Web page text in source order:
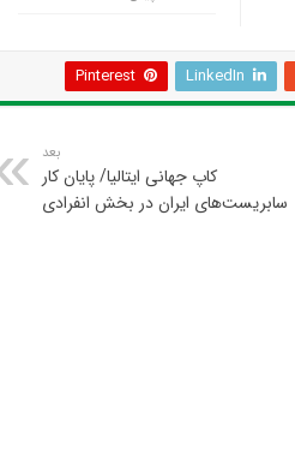
LinkedIn
Pinterest
بعد
کاپ جهانی ایتالیا/ پایان کار
سابریست‌های ایران در بخش انفرادی